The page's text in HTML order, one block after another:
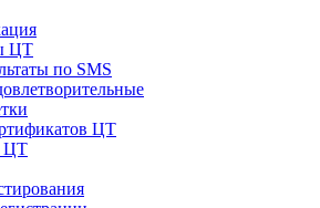
ЦТ
по SMS
ЦТ
ЦТ